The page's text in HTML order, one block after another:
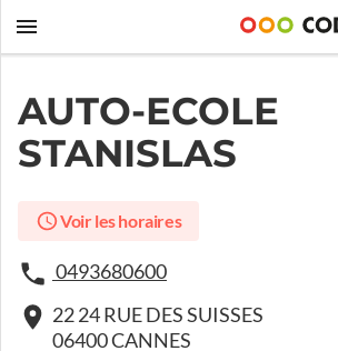
AUTO-ECOLE
STANISLAS
Voir les horaires
0493680600
22 24 RUE DES SUISSES
06400 CANNES